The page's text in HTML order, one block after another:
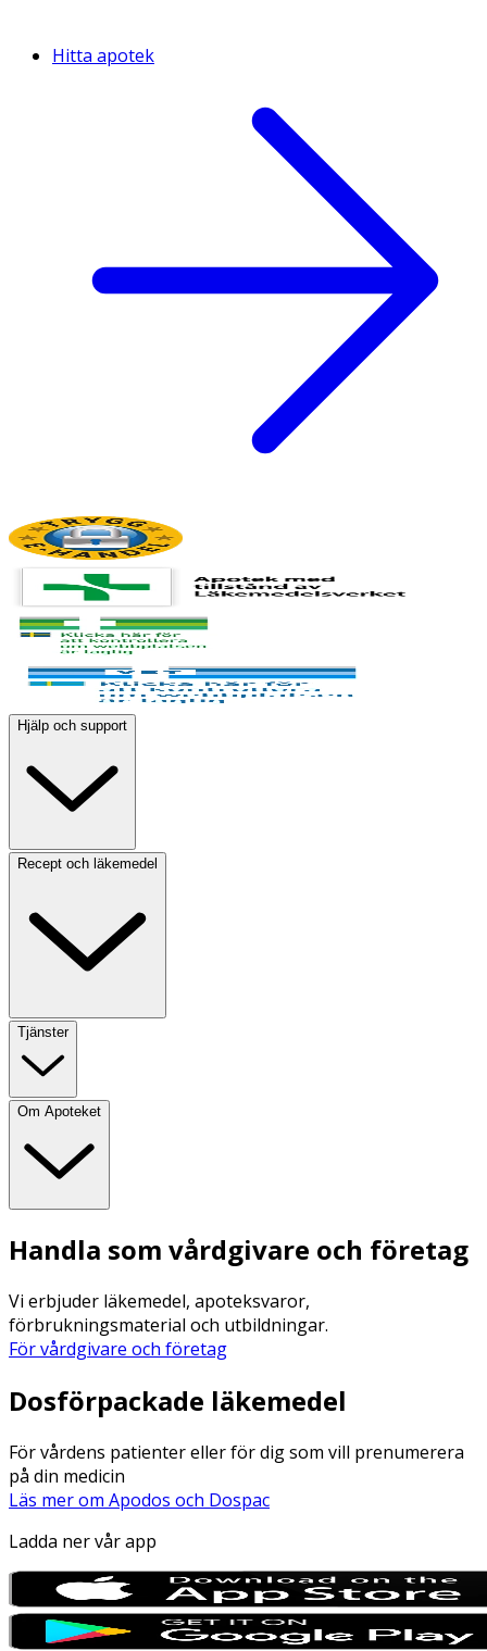
Hitta apotek
Hjälp och support
Recept och läkemedel
Tjänster
Om Apoteket
Handla som vårdgivare och företag
Vi erbjuder läkemedel, apoteksvaror,
förbrukningsmaterial och utbildningar.
För vårdgivare och företag
Dosförpackade läkemedel
För vårdens patienter eller för dig som vill prenumerera
på din medicin
Läs mer om Apodos och Dospac
Ladda ner vår app